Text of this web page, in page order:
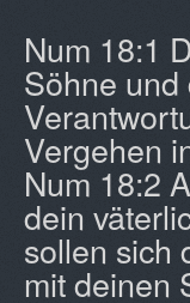
Num 18:1
Söhne und
Vergehen
Num 18:2
dein
sollen sich
mit deinen